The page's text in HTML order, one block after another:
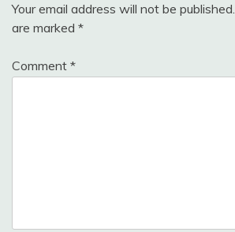
Your email address will not be published.
are marked *
Comment *